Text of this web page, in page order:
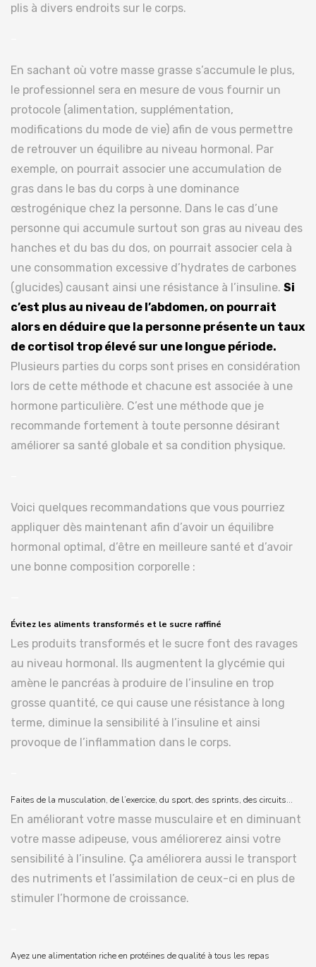
plis à divers endroits sur le corps.
En sachant où votre masse grasse s’accumule le plus,
le professionnel sera en mesure de vous fournir un
protocole (alimentation, supplémentation,
modifications du mode de vie) afin de vous permettre
de retrouver un équilibre au niveau hormonal. Par
exemple, on pourrait associer une accumulation de
gras dans le bas du corps à une dominance
œstrogénique chez la personne. Dans le cas d’une
personne qui accumule surtout son gras au niveau des
hanches et du bas du dos, on pourrait associer cela à
une consommation excessive d’hydrates de carbones
(glucides) causant ainsi une résistance à l’insuline. Si
c’est plus au niveau de l’abdomen, on pourrait
alors en déduire que la personne présente un taux
de cortisol trop élevé sur une longue période.
Plusieurs parties du corps sont prises en considération
lors de cette méthode et chacune est associée à une
hormone particulière. C’est une méthode que je
recommande fortement à toute personne désirant
améliorer sa santé globale et sa condition physique.
Voici quelques recommandations que vous pourriez
appliquer dès maintenant afin d’avoir un équilibre
hormonal optimal, d’être en meilleure santé et d’avoir
une bonne composition corporelle :
Évitez les aliments transformés et le sucre raffiné
Les produits transformés et le sucre font des ravages
au niveau hormonal. Ils augmentent la glycémie qui
amène le pancréas à produire de l’insuline en trop
grosse quantité, ce qui cause une résistance à long
terme, diminue la sensibilité à l’insuline et ainsi
provoque de l’inflammation dans le corps.
Faites de la musculation, de l’exercice, du sport, des sprints, des circuits…
En améliorant votre masse musculaire et en diminuant
votre masse adipeuse, vous améliorerez ainsi votre
sensibilité à l’insuline. Ça améliorera aussi le transport
des nutriments et l’assimilation de ceux-ci en plus de
stimuler l’hormone de croissance.
Ayez une alimentation riche en protéines de qualité à tous les repas